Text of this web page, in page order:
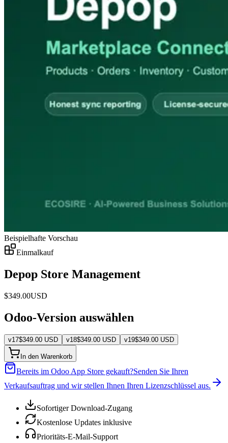
Beispielhafte Vorschau
Einmalkauf
Depop Store Management
$349.00USD
Odoo-Version auswählen
v17$349.00 USD v18$349.00 USD v19$349.00 USD
In den Warenkorb
Bereits im Odoo App Store gekauft?Senden Sie Ihren
Verkaufsauftrag und wir stellen Ihnen Ihren Lizenzschlüssel aus.
Sofortiger Download-Zugang
Kostenlose Updates inklusive
Prioritäts-E-Mail-Support